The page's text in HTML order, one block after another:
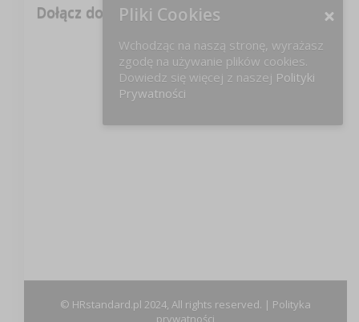
Dołącz do nas na FB!
© HRstandard.pl 2024, All rights reserved. | Polityka
prywatności
Pliki Cookies
Wchodząc na naszą stronę, wyrażasz
zgodę na używanie plików cookies.
Dowiedz się więcej z naszej Polityki
Prywatności